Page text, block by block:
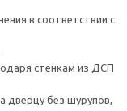
в соответствии с
стенкам из ДСП
дверцу без шурупов,